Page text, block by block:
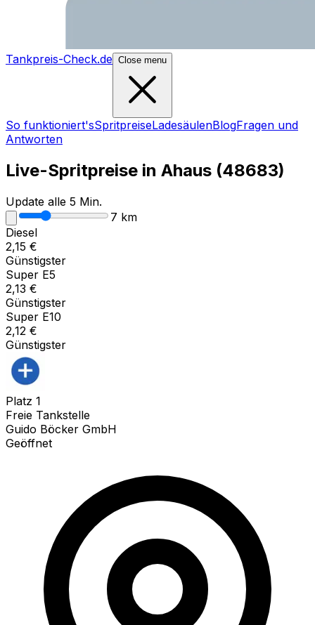
Tankpreis-Check.de Close menu
So funktioniert'sSpritpreiseLadesäulenBlogFragen und
Antworten
Live-Spritpreise in Ahaus (48683)
Update alle 5 Min.
7 km
Diesel
2,15 €
Günstigster
Super E5
2,13 €
Günstigster
Super E10
2,12 €
Günstigster
Platz 1
Freie Tankstelle
Guido Böcker GmbH
Geöffnet